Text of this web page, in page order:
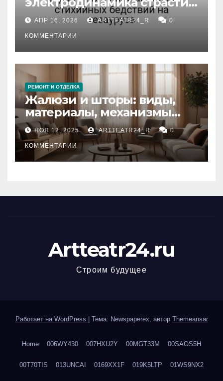
влияние анализа
стихийных бедствий на
тезауруса
АПР 16, 2026 ARTTEATR24_R 0
КОММЕНТАРИИ
РЕМОНТ И ОТДЕЛКА
Жалюзи и шторы: виды,
материалы, механизмы
управления и уход
НОЯ 12, 2025 ARTTEATR24_R 0
КОММЕНТАРИИ
Artteatr24.ru
Строим будущее
Работает на WordPress Тема: Newspaperex, автор Themeansar
Home 006WY430 007HXU2Y 00MGT33M 00SAOS5H
00T70TIS 013UNCAI 0169XX1F 019K5LTP 01WS9NX2